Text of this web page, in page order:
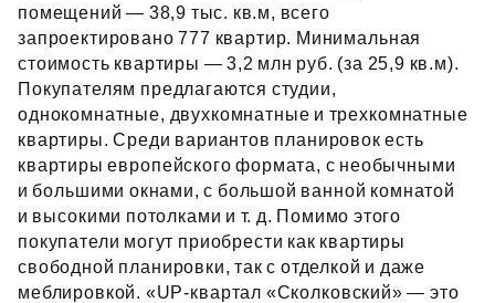
помещений — 38,9 тыс. кв.м, всего
запроектировано 777 квартир. Минимальная
стоимость квартиры — 3,2 млн руб. (за 25,9 кв.м).
Покупателям предлагаются студии,
однокомнатные, двухкомнатные и трехкомнатные
квартиры. Среди вариантов планировок есть
квартиры европейского формата, с необычными
и большими окнами, с большой ванной комнатой
и высокими потолками и т. д. Помимо этого
покупатели могут приобрести как квартиры
свободной планировки, так с отделкой и даже
меблировкой. «UP‑квартал «Сколковский» — это